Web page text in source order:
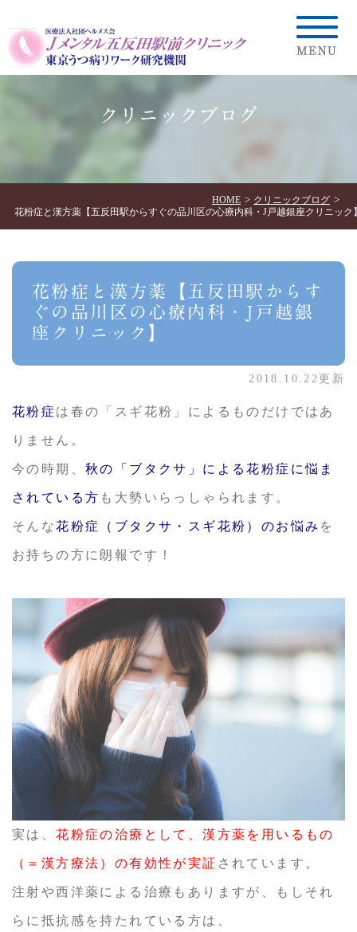
クリニックブログ
HOME
クリニックブログ
花粉症と漢方薬【五反田駅からすぐの品川区の心療内科・J戸越銀座クリニック
花粉症と漢方薬【五反田駅からす
ぐの品川区の心療内科・J戸越銀
座クリニック】
2018.10.22更新
花粉症 は春の「スギ花粉」によるものだけではあ
りません。
今の時期、 秋の「ブタクサ」による花粉症に悩ま
されている方 も大勢いらっしゃられます。
そんな花粉症（ブタクサ・スギ花粉）のお悩み を
お持ちの方に朗報です！
実は、花粉症の治療として、漢方薬を用いるもの
（＝漢方療法）の有効性が実証 されています。
注射や西洋薬による治療もありますが、もしそれ
らに抵抗感を持たれている方は、